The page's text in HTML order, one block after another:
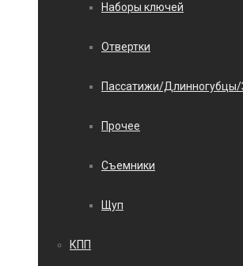
Наборы ключей
Отвертки
Пассатижи/
Прочее
Съемники
Щуп
КПП